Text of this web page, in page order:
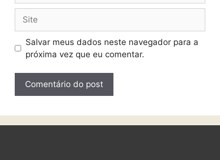
Salvar meus dados neste navegador para a
próxima vez que eu comentar.